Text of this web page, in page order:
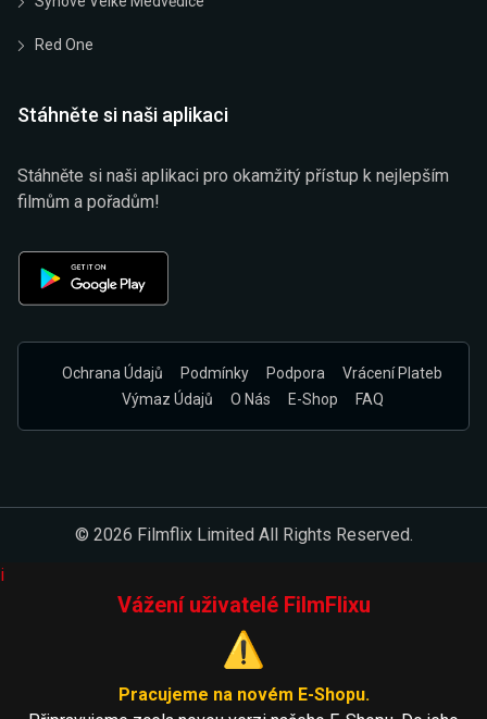
Red One
Stáhněte si naši aplikaci
Stáhněte si naši aplikaci pro okamžitý přístup k nejlepším
filmům a pořadům!
Ochrana Údajů Podmínky Podpora
Vrácení Plateb
Výmaz Údajů
O Nás E-Shop FAQ
© 2026 Filmflix Limited All Rights Reserved.
i
Vážení uživatelé FilmFlixu
⚠️
Pracujeme na novém E-Shopu.